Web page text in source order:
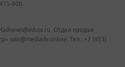
600.
Отдел продаж
sale@mediadv.online. Тел.: +7 (423)